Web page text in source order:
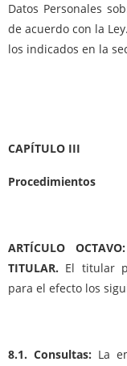
Datos Personales
de acuerdo con la
los indicados en la
CAPÍTULO III
Procedimientos
ARTÍCULO
TITULAR. El titular
para el efecto los
8.1. Consultas: La